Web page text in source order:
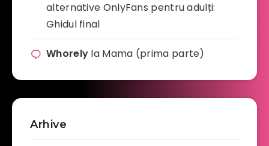
alternative OnlyFans pentru adulți:
Ghidul final
Whorely la Mama (prima parte)
Arhive